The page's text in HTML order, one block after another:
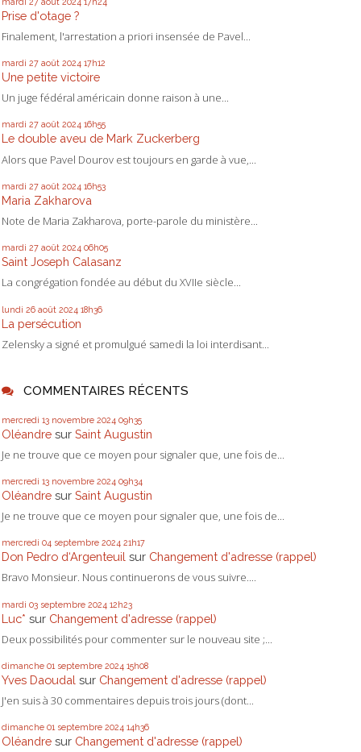
Prise d'otage ?
Finalement, l'arrestation a priori insensée de Pavel...
mardi 27 août 2024 17h12
Une petite victoire
Un juge fédéral américain donne raison à une...
mardi 27 août 2024 16h55
Le double aveu de Mark Zuckerberg
Alors que Pavel Dourov est toujours en garde à vue,...
mardi 27 août 2024 16h53
Maria Zakharova
Note de Maria Zakharova, porte-parole du ministère...
mardi 27 août 2024 06h05
Saint Joseph Calasanz
La congrégation fondée au début du XVIIe siècle...
lundi 26 août 2024 18h36
La persécution
Zelensky a signé et promulgué samedi la loi interdisant...
COMMENTAIRES RÉCENTS
mercredi 13 novembre 2024 09h35
Oléandre sur Saint Augustin
Je ne trouve que ce moyen pour signaler que, une fois de...
mercredi 13 novembre 2024 09h34
Oléandre sur Saint Augustin
Je ne trouve que ce moyen pour signaler que, une fois de...
mercredi 04 septembre 2024 21h17
Don Pedro d‘Argenteuil sur Changement d'adresse (rappel)
Bravo Monsieur. Nous continuerons de vous suivre....
mardi 03 septembre 2024 12h23
Luc* sur Changement d'adresse (rappel)
Deux possibilités pour commenter sur le nouveau site ;...
dimanche 01 septembre 2024 15h08
Yves Daoudal sur Changement d'adresse (rappel)
J'en suis à 30 commentaires depuis trois jours (dont...
dimanche 01 septembre 2024 14h36
Oléandre sur Changement d'adresse (rappel)